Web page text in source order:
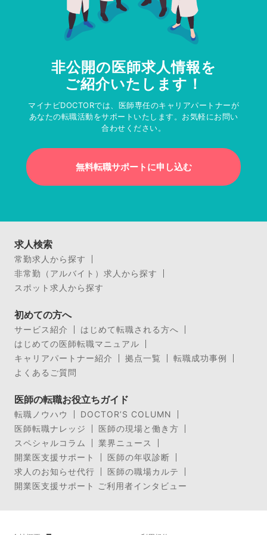
非公開の医師求人情報を
ご紹介いたします！
マイナビDOCTORでは、医師専任のキャリアパートナーが
あなたの転職活動をサポートいたします。お気軽にお問い
合わせください。
無料転職サポートに申し込む
求人検索
常勤求人から探す
非常勤（アルバイト）求人から探す
スポット求人から探す
初めての方へ
サービス紹介
はじめて転職される方へ
はじめての医師転職マニュアル
キャリアパートナー紹介
拠点一覧
転職成功事例
よくあるご質問
医師の転職お役立ちガイド
転職ノウハウ
DOCTOR’S COLUMN
医師転職ナレッジ
医師の現場と働き方
スペシャルコラム
業界ニュース
開業医支援サポート
医師の年収診断
求人のお知らせ代行
医師の職場カルテ
開業医支援サポート ご利用者インタビュー